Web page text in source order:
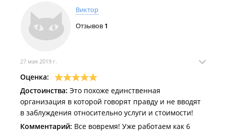
Виктор
Отзывов 1
27 мая 2019 г.
Оценка:
Достоинства: Это похоже единственная
организация в которой говорят правду и не вводят
в заблуждения относительно услуги и стоимости!
Комментарий: Все вовремя! Уже работаем как 6